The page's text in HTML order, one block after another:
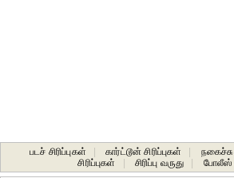
படச் சிரிப்புகள் கார்ட்டூன் சிரிப்புகள்
சிரிப்புகள்
சிரிப்பு வருது போலீஸ்